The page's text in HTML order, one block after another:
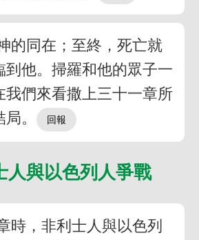
的同在；至終，死亡就
到他。掃羅和他的眾子一
我們來看撒上三十一章所
。
與以色列人爭戰
時，非利士人與以色列